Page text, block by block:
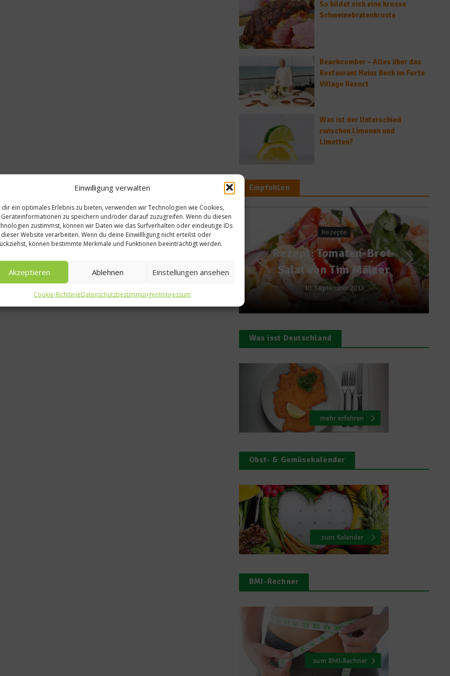
Einwilligung verwalten
dir ein optimales Erlebnis zu bieten, verwenden wir Technologien wie Cookies,
Geräteinformationen zu speichern und/oder darauf zuzugreifen. Wenn du diesen
zustimmst, können wir Daten wie das Surfverhalten oder eindeutige IDs
dieser Website verarbeiten. Wenn du deine Einwillligung nicht erteilst oder
können bestimmte Merkmale und Funktionen beeinträchtigt werden.
Akzeptieren Ablehnen Einstellungen ansehen
Cookie-RichtlinieDatenschutzbestimmungenImpressum
So bildet sich eine krosse
Schweinebratenkruste
Beachcomber – Alles über das
Restaurant Heinz Beck im Forte
Village Resort
Was ist der Unterschied
zwischen Limonen und
Limetten?
Empfohlen
Rezepte
Rezept: Tomaten-Brot-
Salat von Tim Mälzer
10. September 2013
Was isst Deutschland
Obst- & Gemüsekalender
BMI-Rechner